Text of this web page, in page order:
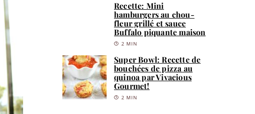
Recette: Mini
hamburgers au chou-
fleur grillé et sauce
Buffalo piquante maison
2 MIN
Super Bowl: Recette de
bouchées de pizza au
quinoa par Vivacious
Gourmet!
2 MIN